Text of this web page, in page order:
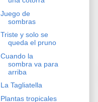
Juego de
sombras
Triste y solo se
queda el pruno
Cuando la
sombra va para
arriba
La Tagliatella
Plantas tropicales